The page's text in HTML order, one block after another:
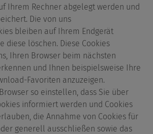
Ihrem Rechner abgelegt werden und
Die von uns
bleiben auf Ihrem Endgerät
diese löschen. Diese Cookies
Ihren Browser beim nächsten
und Ihnen beispielsweise Ihre
Favoriten anzuzeigen.
so einstellen, dass Sie über
informiert werden und Cookies
die Annahme von Cookies für
generell ausschließen sowie das